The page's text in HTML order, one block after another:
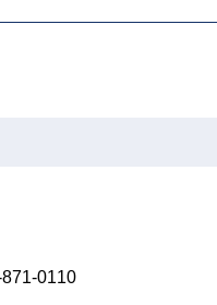
0110